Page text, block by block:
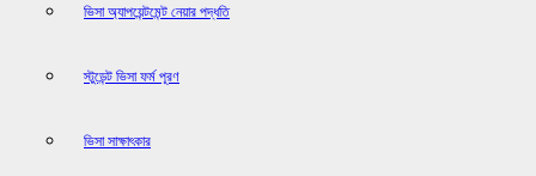
ভিসা অ্যাপয়েন্টমেন্ট নেয়ার পদ্ধতি
স্টুডেন্ট ভিসা ফর্ম পূরণ
ভিসা সাক্ষাৎকার